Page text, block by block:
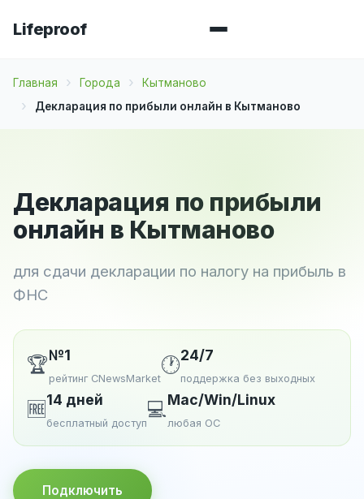
Lifeproof
Главная Города
Кытманово
Декларация по прибыли онлайн в Кытманово
Декларация по прибыли
онлайн в Кытманово
для сдачи декларации по налогу на прибыль в
ФНС
🏆№1
рейтинг CNewsMarket
🕐24/7
поддержка без выходных
🆓14 дней
бесплатный доступ
💻Mac/Win/Linux
любая ОС
Подключить